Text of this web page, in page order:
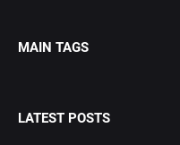
MAIN TAGS
LATEST POSTS